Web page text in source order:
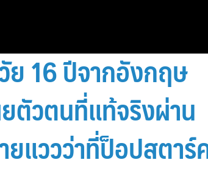
ฝาก
ย 16 ปีจากอังกฤษ
ตัวตนที่แท้จริงผ่าน
แววว่าที่ป็อปสตาร์